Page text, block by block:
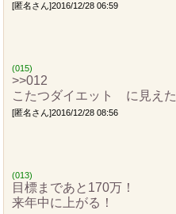
[匿名さん]2016/12/28 06:59
(015)
>>012
こたつダイエット に見えた
[匿名さん]2016/12/28 08:56
(013)
目標まであと170万！
来年中に上がる！